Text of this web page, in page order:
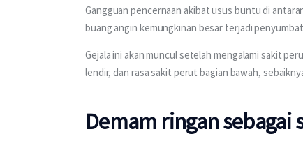
Gangguan pencernaan akibat usus buntu di
buang angin kemungkinan besar terjadi
Gejala ini akan muncul setelah mengalami sakit
lendir, dan rasa sakit perut bagian bawah,
Demam ringansebagai